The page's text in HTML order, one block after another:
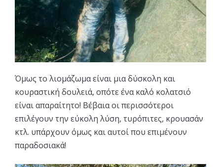
Όμως το λιομάζωμα είναι μια δύσκολη και
κουραστική δουλειά, οπότε ένα καλό κολατσιό
είναι απαραίτητο! Βέβαια οι περισσότεροι
επιλέγουν την εύκολη λύση, τυρόπιτες, κρουασάν
κτλ. υπάρχουν όμως και αυτοί που επιμένουν
παραδοσιακά!